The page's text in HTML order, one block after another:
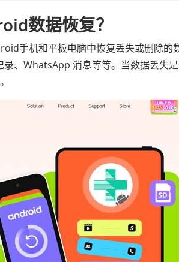
数据恢复？
手机和平板电脑中恢复丢失或删除的
、WhatsApp 消息等等。当数据丢失